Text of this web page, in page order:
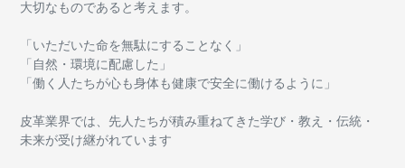
大切なものであると考えます。
「いただいた命を無駄にすることなく」
「自然・環境に配慮した」
「働く人たちが心も身体も健康で安全に働けるように」
皮革業界では、先人たちが積み重ねてきた学び・教え・伝統・
未来が受け継がれています